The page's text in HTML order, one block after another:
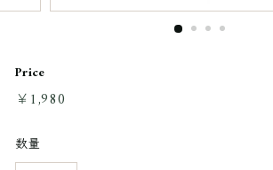
Price
通
金
￥1,980
数量